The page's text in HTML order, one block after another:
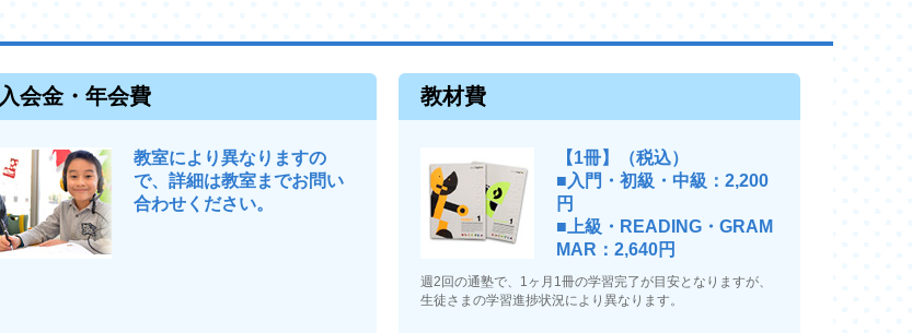
入会金・年会費
教室により異なりますの
で、詳細は教室までお問い
合わせください。
教材費
【1冊】（税込）
■入門・初級・中級：2,200
円
■上級・READING・GRAM
MAR：2,640円
週2回の通塾で、1ヶ月1冊の学習完了が目安となりますが、
生徒さまの学習進捗状況により異なります。